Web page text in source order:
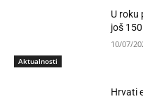
Aktualnosti
U roku
još
10/07/
Hrvati